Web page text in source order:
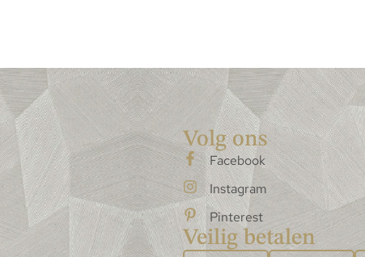
Volg ons
Facebook
Instagram
Pinterest
Veilig betalen